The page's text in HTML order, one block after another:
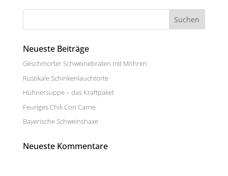
Neueste Beiträge
Geschmorter Schweinebraten mit Möhren
Rustikale Schinkenlauchtorte
Hühnersuppe – das Kraftpaket
Feuriges Chili Con Carne
Bayerische Schweinshaxe
Neueste Kommentare